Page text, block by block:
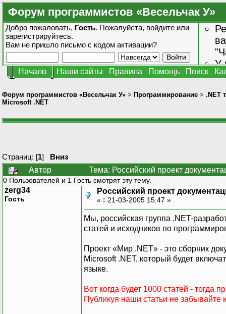
Форум программистов «Весельчак У»
Добро пожаловать, Гость. Пожалуйста, войдите или
зарегистрируйтесь.
Вам не пришло письмо с кодом активации?
У
Начало Наши сайты Правила Помощь Поиск
Форум программистов «Весельчак У» > Программирование > .NET
Microsoft .NET
Страниц: [1] Вниз
Автор
Тема: Российский проект
0 Пользователей и 1 Гость смотрят эту тему.
zerg34
Гость
Российский проект
« : 21-03-2005 15:47 »
Мы, российская группа .NET-
статей и исходников по
Проект «Мир .NET» - это сборник
Microsoft .NET, который будет
языке.
Вот когда будет 1000 статей - тогда
Публикуя наши статьи не забывайте